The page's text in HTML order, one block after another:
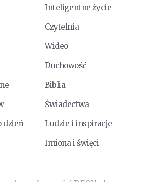
Inteligentne życie
Czytelnia
Wideo
Duchowość
Biblia
Świadectwa
dzień
Ludzie i inspiracje
Imiona i święci